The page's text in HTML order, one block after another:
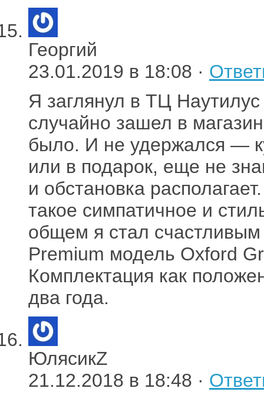
Георгий
23.01.2019 в 18:08 ·
Я заглянул в ТЦ
случайно зашел в
было. И не удержался —
или в подарок, еще не
и обстановка
такое симпатичное и
общем я стал
Premium модель Oxford
Комплектация как
два года.
ЮлясикZ
21.12.2018 в 18:48 ·